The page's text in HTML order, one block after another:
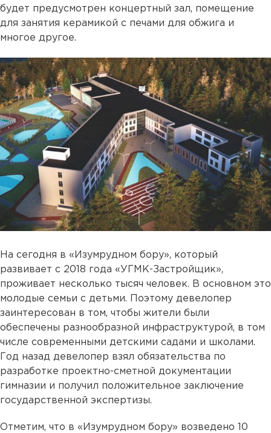
будет предусмотрен концертный зал, помещение
для занятия керамикой с печами для обжига и
многое другое.
На сегодня в «Изумрудном бору», который
развивает с 2018 года «УГМК-Застройщик»,
проживает несколько тысяч человек. В основном это
молодые семьи с детьми. Поэтому девелопер
заинтересован в том, чтобы жители были
обеспечены разнообразной инфраструктурой, в том
числе современными детскими садами и школами.
Год назад девелопер взял обязательства по
разработке проектно-сметной документации
гимназии и получил положительное заключение
государственной экспертизы.
Отметим, что в «Изумрудном бору» возведено 10